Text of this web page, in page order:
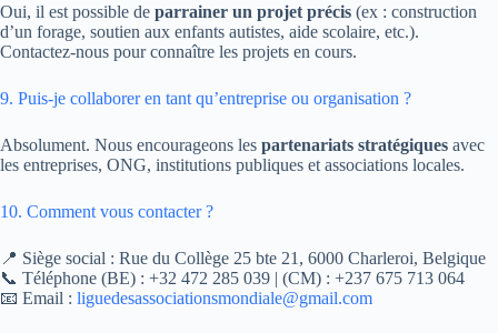
Oui, il est possible de parrainer un projet précis (ex : construction
d’un forage, soutien aux enfants autistes, aide scolaire, etc.).
Contactez-nous pour connaître les projets en cours.
9. Puis-je collaborer en tant qu’entreprise ou organisation ?
Absolument. Nous encourageons les partenariats stratégiques avec
les entreprises, ONG, institutions publiques et associations locales.
10. Comment vous contacter ?
📍 Siège social : Rue du Collège 25 bte 21, 6000 Charleroi, Belgique
📞 Téléphone (BE) : +32 472 285 039 | (CM) : +237 675 713 064
📧 Email : liguedesassociationsmondiale@gmail.com